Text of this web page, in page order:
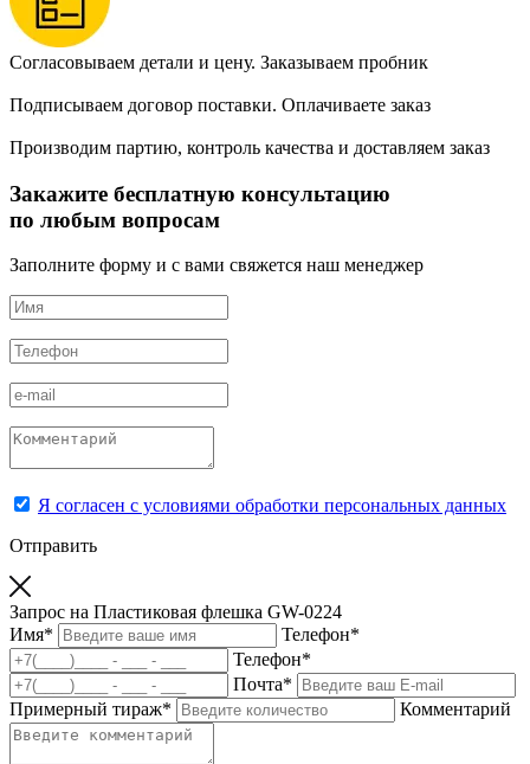
Согласовываем детали и цену. Заказываем пробник
Подписываем договор поставки. Оплачиваете заказ
Производим партию, контроль качества и доставляем заказ
Закажите бесплатную консультацию
по любым вопросам
Заполните форму и с вами свяжется наш менеджер
Я согласен с условиями обработки персональных данных
Отправить
Запрос на Пластиковая флешка GW-0224
Имя* Телефон*
Телефон*
Почта*
Примерный тираж* Комментарий